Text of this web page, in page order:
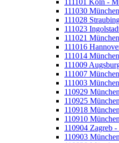
111101 Köln -
111030
111028
111023
111021
111016
111014
111009
111007
111003
110929
110925
110918
110910
110904 Zagreb
110903